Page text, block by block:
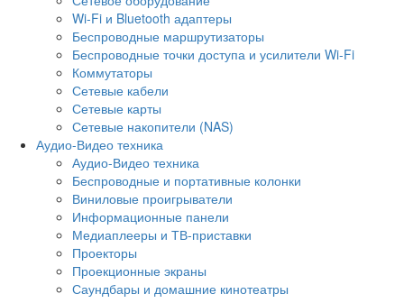
Wi-Fi и Bluetooth адаптеры
Беспроводные маршрутизаторы
Беспроводные точки доступа и усилители Wi-Fi
Коммутаторы
Сетевые кабели
Сетевые карты
Сетевые накопители (NAS)
Аудио-Видео техника
Аудио-Видео техника
Беспроводные и портативные колонки
Виниловые проигрыватели
Информационные панели
Медиаплееры и ТВ-приставки
Проекторы
Проекционные экраны
Саундбары и домашние кинотеатры